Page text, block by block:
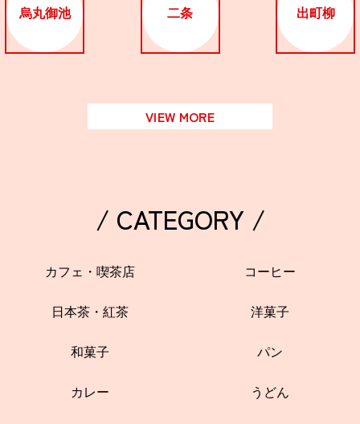
烏丸御池 二条 出町柳
VIEW MORE
/ CATEGORY /
カフェ・喫茶店 コーヒー
日本茶・紅茶 洋菓子
和菓子 パン
カレー うどん